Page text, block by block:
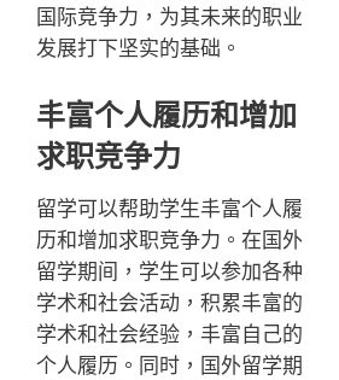
国际竞争力，为其未来的职业
发展打下坚实的基础。
丰富个人履历和增加
求职竞争力
留学可以帮助学生丰富个人履
历和增加求职竞争力。在国外
留学期间，学生可以参加各种
学术和社会活动，积累丰富的
学术和社会经验，丰富自己的
个人履历。同时，国外留学期